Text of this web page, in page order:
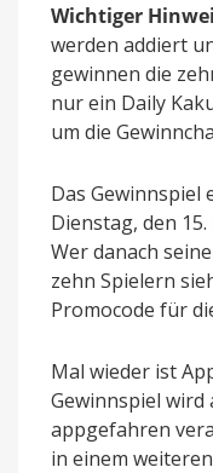
Wichtiger
werden addiert
gewinnen die
nur ein Daily
um die
Das Gewinnspiel
Dienstag, den
Wer danach
zehn Spielern
Promocode für
Mal wieder ist
Gewinnspiel wird
appgefahren
in einem